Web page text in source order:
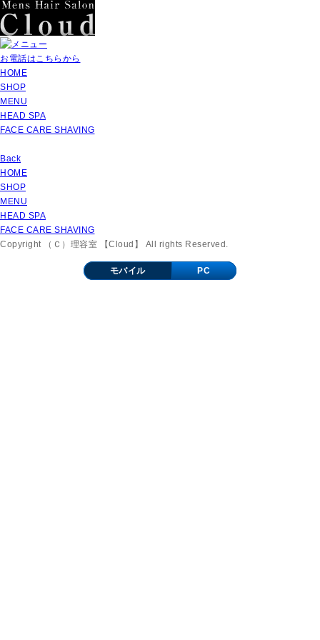
お電話はこちらから
HOME
SHOP
MENU
HEAD SPA
FACE CARE SHAVING
Back
HOME
SHOP
MENU
HEAD SPA
FACE CARE SHAVING
Copyright （Ｃ）理容室 【Cloud】 All rights Reserved.
モバイル PC